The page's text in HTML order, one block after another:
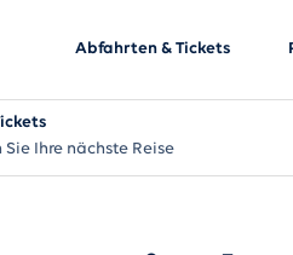
Abfahrten & Tickets
Sie Ihre nächste Reise